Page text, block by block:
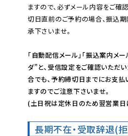
ますので、必ずメール内容をご確
切日直前のご予約の場合、振込
承下さいませ。
「自動配信メール」「振込案内メ
ダ”と、受信設定をご確認いただ
合でも、予約締切日までにお支払
ますのでご注意下さいませ。
(土日祝は定休日のため翌営業日
長期不在・受取辞退(